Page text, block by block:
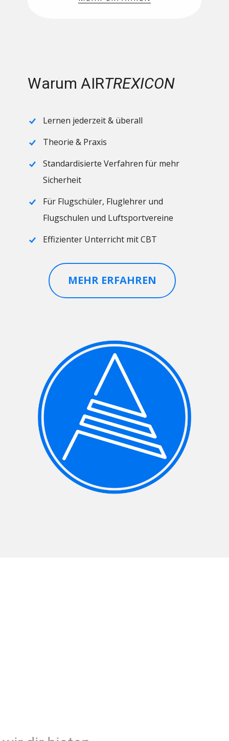
Warum AIRTREXICON
Lernen jederzeit & überall
Theorie & Praxis
Standardisierte Verfahren für mehr
Sicherheit
Für Flugschüler, Fluglehrer und
Flugschulen und Luftsportvereine
Effizienter Unterricht mit CBT
MEHR ERFAHREN